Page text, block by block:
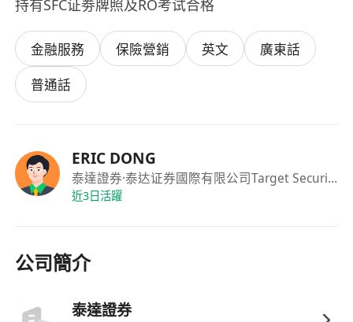
持有SFC证劵牌照及RO考试合格
金融服務 保險營銷 英文
廣東話
普通話
ERIC DONG
泰達證券·泰达证券國際有限公司Target Securities International Limited
近3日活躍
公司簡介
泰達證券